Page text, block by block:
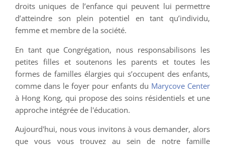
droits uniques de l’enfance qui peuvent lui permettre
d’atteindre son plein potentiel en tant qu’individu,
femme et membre de la société.
En tant que Congrégation, nous responsabilisons les
petites filles et soutenons les parents et toutes les
formes de familles élargies qui s’occupent des enfants,
comme dans le foyer pour enfants du Marycove Center
à Hong Kong, qui propose des soins résidentiels et une
approche intégrée de l'éducation.
Aujourd'hui, nous vous invitons à vous demander, alors
que vous vous trouvez au sein de notre famille